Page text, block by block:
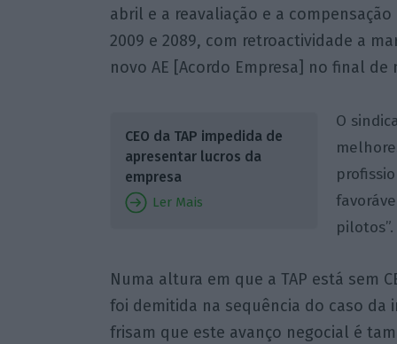
abril e a reavaliação e a
2009 e 2089, com retroactividade a
novo AE [Acordo Empresa] no final de
CEO da TAP impedida de
apresentar lucros da
empresa
Ler Mais
O
pilotos”.
Numa altura em que a TAP está sem
foi demitida na sequência do caso da
frisam que este avanço negocial é